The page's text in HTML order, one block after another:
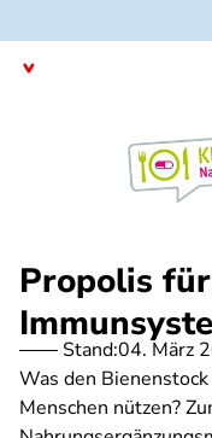
zum
Inhalt
Propolis
Stand:04. März
Was den
Menschen nützen?